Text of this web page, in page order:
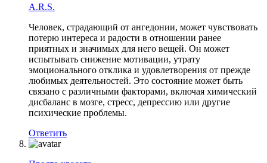
A.R.S.
Человек, страдающий от ангедонии, может чувствовать
потерю интереса и радости в отношении ранее
приятных и значимых для него вещей. Он может
испытывать снижение мотивации, утрату
эмоционального отклика и удовлетворения от прежде
любимых деятельностей. Это состояние может быть
связано с различными факторами, включая химический
дисбаланс в мозге, стресс, депрессию или другие
психические проблемы.
Ответить